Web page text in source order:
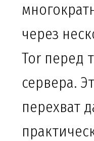
через
Tor перед
сервера.
перехват